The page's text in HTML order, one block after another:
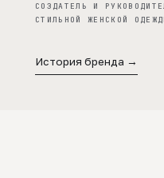
СОЗДАТЕЛЬ И
СТИЛЬНОЙ ЖЕНСКОЙ
История бренда →